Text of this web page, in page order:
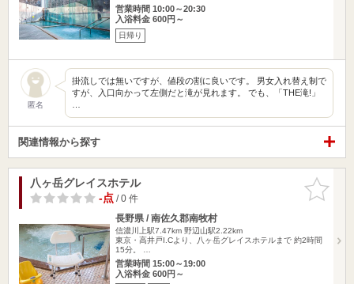
営業時間 10:00～20:30
入浴料金 600円～
日帰り
匿名
掛流しでは無いですが、値段の割に良いです。 男女入れ替え制で
すが、入口向かって左側だと滝が見れます。 でも、「THE滝!」
関連情報から探す
お気に入
りに追加
八ヶ岳グレイスホテル
-点/ 0 件
長野県 / 南佐久郡南牧村
信濃川上駅7.47km 野辺山駅2.22km
東京・高井戸I.Cより、八ヶ岳グレイスホテルまで 約2時間
15分。 …
営業時間 15:00～19:00
入浴料金 600円～